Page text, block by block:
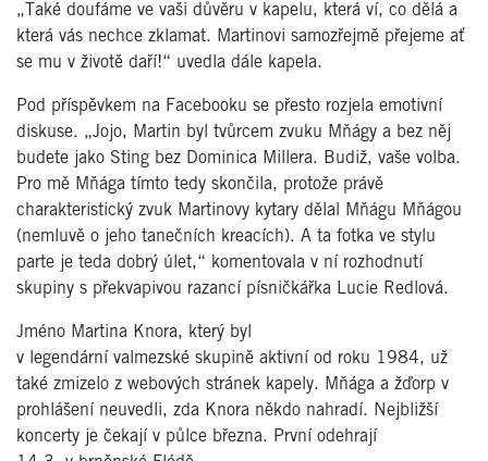
„Také doufáme ve vaši důvěru v kapelu, která ví, co dělá a
která vás nechce zklamat. Martinovi samozřejmě přejeme ať
se mu v životě daří!“ uvedla dále kapela.
Pod příspěvkem na Facebooku se přesto rozjela emotivní
diskuse. „Jojo, Martin byl tvůrcem zvuku Mňágy a bez něj
budete jako Sting bez Dominica Millera. Budiž, vaše volba.
Pro mě Mňága tímto tedy skončila, protože právě
charakteristický zvuk Martinovy kytary dělal Mňágu Mňágou
(nemluvě o jeho tanečních kreacích). A ta fotka ve stylu
parte je teda dobrý úlet,“ komentovala v ní rozhodnutí
skupiny s překvapivou razancí písničkářka Lucie Redlová.
Jméno Martina Knora, který byl
v legendární valmezské skupině aktivní od roku 1984, už
také zmizelo z webových stránek kapely. Mňága a žďorp v
prohlášení neuvedli, zda Knora někdo nahradí. Nejbližší
koncerty je čekají v půlce března. První odehrají